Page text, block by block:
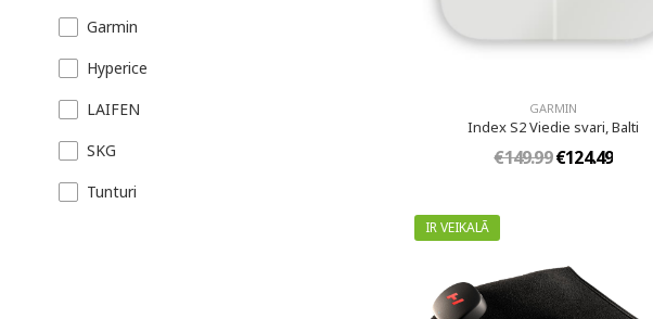
Garmin
Hyperice
LAIFEN
SKG
Tunturi
GARMIN
Index S2 Viedie svari, Balti
€149.99€124.49
IR VEIKALĀ